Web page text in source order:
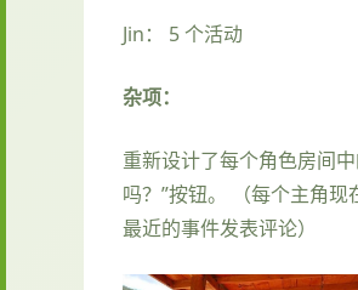
Jin： 5 个活动
杂项：
重新设计了每个角色房间
吗？”按钮。 （每个主角现
最近的事件发表评论）